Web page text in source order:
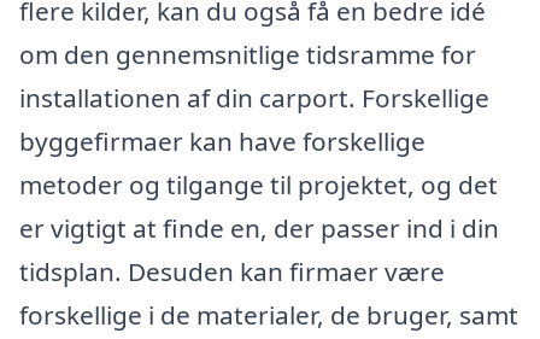
flere kilder, kan du også få en bedre idé
om den gennemsnitlige tidsramme for
installationen af din carport. Forskellige
byggefirmaer kan have forskellige
metoder og tilgange til projektet, og det
er vigtigt at finde en, der passer ind i din
tidsplan. Desuden kan firmaer være
forskellige i de materialer, de bruger, samt